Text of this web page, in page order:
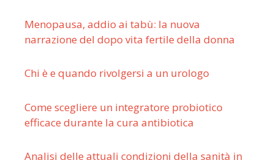
Menopausa, addio ai tabù: la nuova
narrazione del dopo vita fertile della donna
Chi è e quando rivolgersi a un urologo
Come scegliere un integratore probiotico
efficace durante la cura antibiotica
Analisi delle attuali condizioni della sanità in